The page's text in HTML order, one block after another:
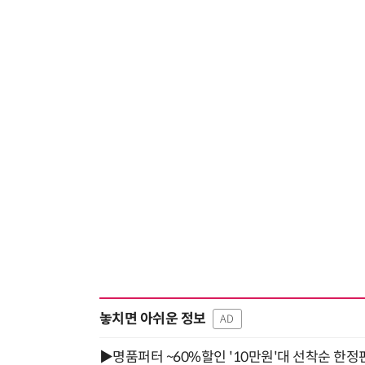
놓치면 아쉬운 정보 AD
▶명품퍼터 ~60%할인 '10만원'대 선착순 한정